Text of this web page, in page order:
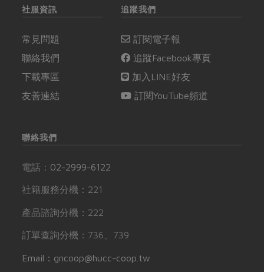
社服資訊
常見問題
聯絡我們
下載專區
友善連結
追蹤我們
訂閱電子報
追蹤Facebook專頁
加入LINE好友
訂閱YouTube頻道
聯絡我們
電話： 02-2999-6122
社籍服務分機：221
產品諮詢分機：222
訂單查詢分機：736、739
Email：gncoop@hucc-coop.tw